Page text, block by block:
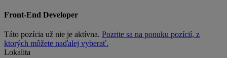
Front-End Developer
Táto pozícia už nie je aktívna. Pozrite sa na ponuku pozícií, z
ktorých môžete naďalej vyberať.
Lokalita